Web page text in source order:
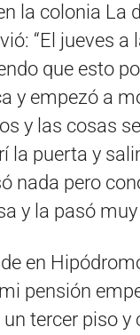
la colonia La
“El jueves
que esto
y empezó a
y las cosas
la puerta y
nada pero
y la pasó
en
pensión
tercer piso